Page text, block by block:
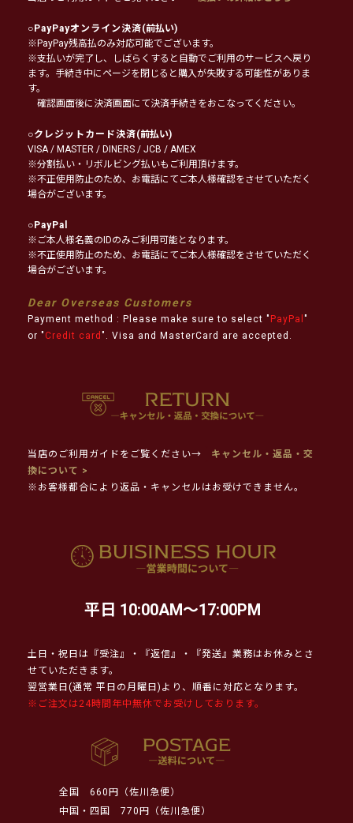
○PayPayオンライン決済(前払い)
※PayPay残高払のみ対応可能でございます。
※支払いが完了し、しばらくすると自動でご利用のサービスへ戻り
ます。手続き中にページを閉じると購入が失敗する可能性がありま
す。
確認画面後に決済画面にて決済手続きをおこなってください。
○クレジットカード決済(前払い)
VISA / MASTER / DINERS / JCB / AMEX
※分割払い・リボルビング払いもご利用頂けます。
※不正使用防止のため、お電話にてご本人様確認をさせていただく
場合がございます。
○PayPal
※ご本人様名義のIDのみご利用可能となります。
※不正使用防止のため、お電話にてご本人様確認をさせていただく
場合がございます。
Dear Overseas Customers
Payment method : Please make sure to select " PayPal "
or " Credit card ". Visa and MasterCard are accepted.
当店のご利用ガイドをご覧ください→
キャンセル・返品・交
換について >
※お客様都合により返品・キャンセルはお受けできません。
平日 10:00AM～17:00PM
土日・祝日は『受注』・『返信』・『発送』業務はお休みとさ
せていただきます。
翌営業日(通常 平日の月曜日)より、順番に対応となります。
※ご注文は24時間年中無休でお受けしております。
全国
660円（佐川急便）
中国・四国
770円（佐川急便）